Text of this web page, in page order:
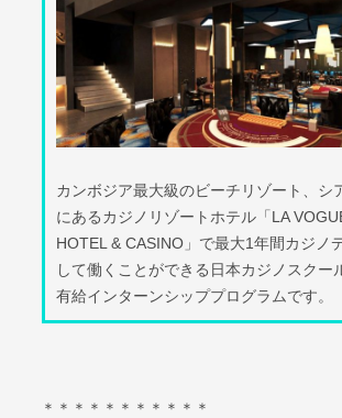
カンボジア最大級のビーチリゾート、シ
にあるカジノリゾートホテル「LA
HOTEL & CASINO」で最大1年間カジノ
して働くことができる日本カジノスクー
有給インターンシッププログラムです。
＊＊＊＊＊＊＊＊＊＊＊